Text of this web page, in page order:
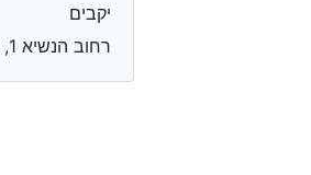
יקבים
רחוב הנשיא 1, בנימינה